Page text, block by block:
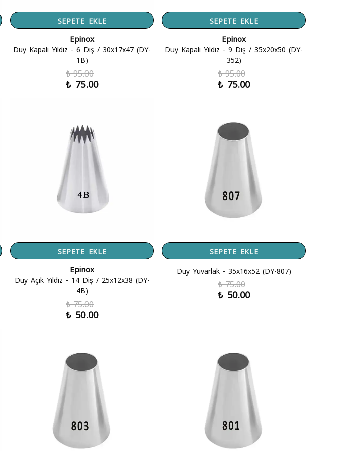
SEPETE EKLE
Epinox
Duy Kapalı Yıldız - 6 Diş / 30x17x47 (DY-
1B)
₺ 95.00
₺ 75.00
SEPETE EKLE
Epinox
Duy Kapalı Yıldız - 9 Diş / 35x20x50 (DY-
352)
₺ 95.00
₺ 75.00
SEPETE EKLE
Epinox
Duy Açık Yıldız - 14 Diş / 25x12x38 (DY-
4B)
₺ 75.00
₺ 50.00
SEPETE EKLE
Duy Yuvarlak - 35x16x52 (DY-807)
₺ 75.00
₺ 50.00